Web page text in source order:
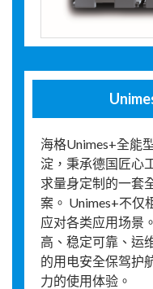
海格Unimes+全能
淀，秉承德国匠心
求量身定制的一套
案。 Unimes+不仅
应对各类应用场景
高、稳定可靠、运
的用电安全保驾护
力的使用体验。